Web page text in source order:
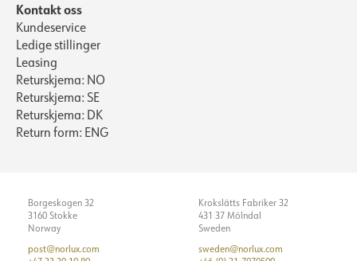
Kontakt oss
Kundeservice
Ledige stillinger
Leasing
Returskjema: NO
Returskjema: SE
Returskjema: DK
Return form: ENG
Borgeskogen 32
3160 Stokke
Norway
post@norlux.com
Krokslätts Fabriker 32
431 37 Mölndal
Sweden
sweden@norlux.com